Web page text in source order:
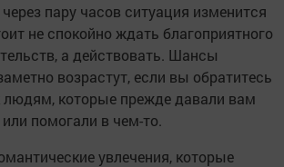
пару часов ситуация изменится
не спокойно ждать благоприятного
а действовать. Шансы
возрастут, если вы обратитесь
людям, которые прежде давали вам
помогали в чем-то.
увлечения, которые